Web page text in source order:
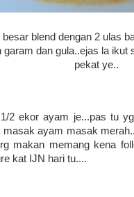
blend dengan 2 ulas
dan gula..ejas la
pekat ye..
2 ekor ayam je...pas tu
ayam masak
makan memang kena
kat IJN hari tu....